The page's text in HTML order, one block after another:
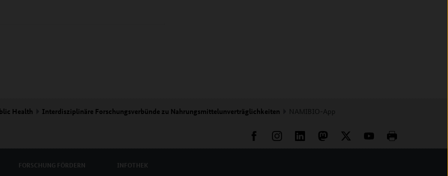
Health Interdisziplinäre Forschungsverbünde zu Nahrungsmittelunverträglichkeiten NAMIBIO-App
FORSCHUNG FÖRDERN INFOTHEK